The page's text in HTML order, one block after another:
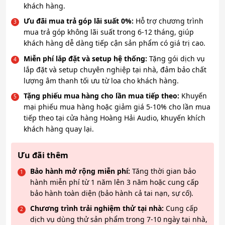
khách hàng.
Ưu đãi mua trả góp lãi suất 0%: Hỗ trợ chương trình
mua trả góp không lãi suất trong 6-12 tháng, giúp
khách hàng dễ dàng tiếp cận sản phẩm có giá trị cao.
Miễn phí lắp đặt và setup hệ thống: Tặng gói dịch vụ
lắp đặt và setup chuyên nghiệp tại nhà, đảm bảo chất
lượng âm thanh tối ưu từ loa cho khách hàng.
Tặng phiếu mua hàng cho lần mua tiếp theo: Khuyến
mại phiếu mua hàng hoặc giảm giá 5-10% cho lần mua
tiếp theo tại cửa hàng Hoàng Hải Audio, khuyến khích
khách hàng quay lại.
Ưu đãi thêm
Bảo hành mở rộng miễn phí: Tăng thời gian bảo
hành miễn phí từ 1 năm lên 3 năm hoặc cung cấp
bảo hành toàn diện (bảo hành cả tai nạn, sự cố).
Chương trình trải nghiệm thử tại nhà: Cung cấp
dịch vụ dùng thử sản phẩm trong 7-10 ngày tại nhà,